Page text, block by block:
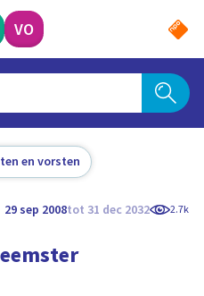
VO
en vorsten
29 sep 2008tot 31 dec 2032 2.7k